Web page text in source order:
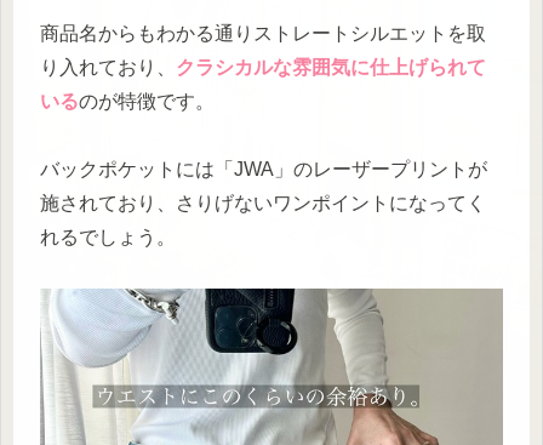
商品名からもわかる通りストレートシルエットを取
り入れており、 クラシカルな雰囲気に仕上げられて
いるのが特徴です。
バックポケットには「JWA」のレーザープリントが
施されており、さりげないワンポイントになってく
れるでしょう。